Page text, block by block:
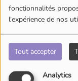
fonctionnalités
l'expérience de nos
Tout accepter
Analytics